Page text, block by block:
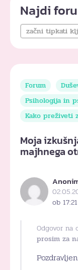
Najdi
Forum
Psihologija in
Kako preživeti
Moja
majhnega
ob 17:21
Odgovor na
prosim za